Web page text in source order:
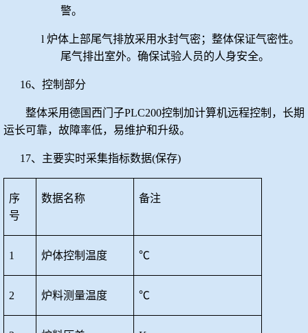
警。
l 炉体上部尾气排放采用水封气密；整体保证气密性。
尾气排出室外。确保试验人员的人身安全。
16、控制部分
整体采用德国西门子PLC200控制加计算机远程控制，长期
运长可靠，故障率低，易维护和升级。
17、主要实时采集指标数据(保存)
序
号
数据名称 备注
1 炉体控制温度 ℃
2 炉料测量温度 ℃